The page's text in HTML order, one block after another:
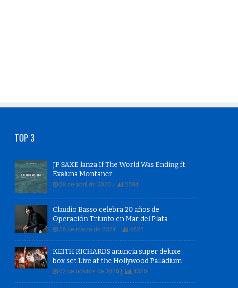
TOP 3
JP SAXE lanza If The World Was Ending ft.
Evaluna Montaner
08 de abril de 2020 | 5594
Claudio Basso celebra 20 años de
Operación Triunfo en Mar del Plata
26 de marzo de 2024 | 4625
KEITH RICHARDS anuncia super deluxe
box set Live at the Hollywood Palladium
02 de octubre de 2020 | 4320